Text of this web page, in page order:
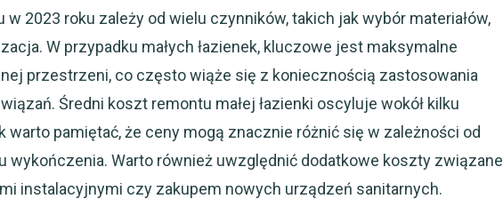
2023 roku zależy od wielu czynników, takich jak wybór materiałów,
W przypadku małych łazienek, kluczowe jest maksymalne
przestrzeni, co często wiąże się z koniecznością zastosowania
Średni koszt remontu małej łazienki oscyluje wokół kilku
warto pamiętać, że ceny mogą znacznie różnić się w zależności od
wykończenia. Warto również uwzględnić dodatkowe koszty związane
instalacyjnymi czy zakupem nowych urządzeń sanitarnych.